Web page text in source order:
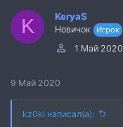
K KeryaS
Новичок Игрок
1 Май 2020
9 Май 2020
kz0ki написал(а):